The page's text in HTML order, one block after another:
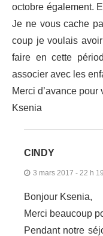
octobre également.
Je ne vous cache
coup je voulais
faire en cette
associer avec les
Merci d’avance pour
Ksenia
CINDY
3 mars 2017 - 22 h
Bonjour Ksenia,
Merci beaucoup
Pendant notre